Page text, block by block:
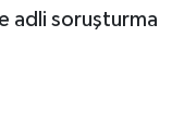
adli soruşturma